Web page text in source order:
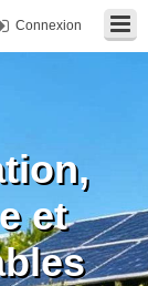
Connexion
et